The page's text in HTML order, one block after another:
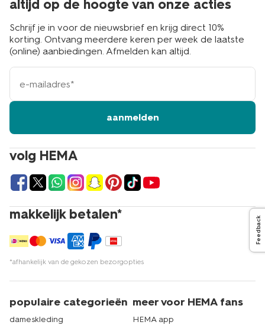
volg HEMA
makkelijk betalen*
*afhankelijk van de gekozen bezorgopties
altijd op de hoogte van onze acties
Schrijf je in voor de nieuwsbrief en krijg direct 10%
korting. Ontvang meerdere keren per week de laatste
(online) aanbiedingen. Afmelden kan altijd.
e-
mailadres
aanmelden
populaire categorieën
dameskleding
meer voor HEMA fans
HEMA app
Feedback